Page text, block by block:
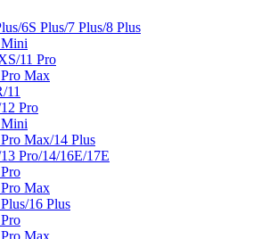
6S Plus/7 Plus/8 Plus
Mini
11 Pro
Max
11
Pro
Mini
Max/14 Plus
Pro/14/16E/17E
Max
16 Plus
Max